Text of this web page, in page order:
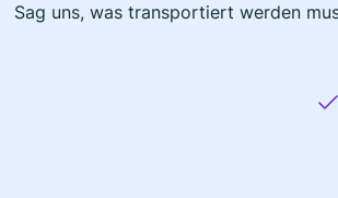
Sag uns, was transportiert werden